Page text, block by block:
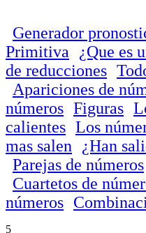
Generador
Primitiva
¿Que es
de reducciones
Apariciones de
números Figuras
calientes Los
mas salen
¿Han
Parejas de números
Cuartetos de
números
5